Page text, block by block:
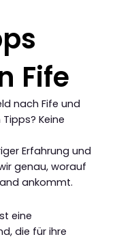
Fife
nach Fife und
Keine
Erfahrung und
genau, worauf
ankommt.
eine
die für ihre